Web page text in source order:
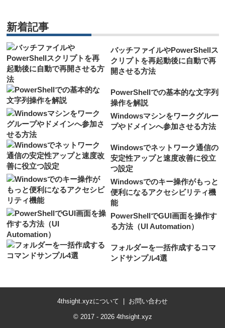
新着記事
バッチファイルやPowerShellス
クリプトを再起動後に自動で再
開させる方法
PowerShellでの基本的な文字列
操作を解説
Windowsマシンをワークグルー
プやドメインへ参加させる方法
Windowsでネットワーク通信の
安定性アップと速度改善に役立
つ設定
Windowsでのキー操作がもっと
便利になるアクセシビリティ機
能
PowerShellでGUI画面を操作す
る方法（UI Automation）
フォルダーを一括作成するコマ
ンドサンプル4選
4thsight.xyzについて お問い合わせ
© 2017 - 2026 4thsight.xyz